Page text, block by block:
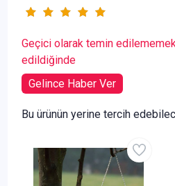
Geçici olarak temin
edildiğinde
Gelince Haber Ver
Bu ürünün yerine tercih